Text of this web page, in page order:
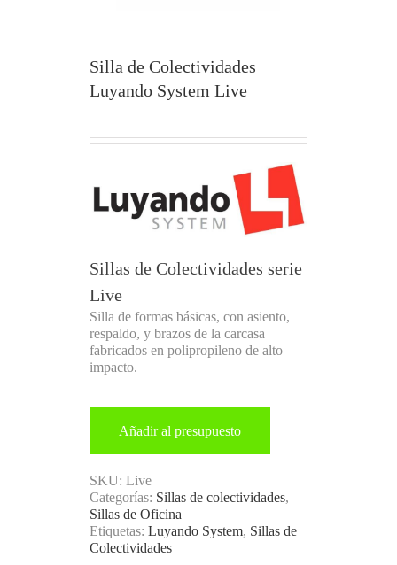
Silla de Colectividades
Luyando System Live
Sillas de Colectividades serie
Live
Silla de formas básicas, con asiento,
respaldo, y brazos de la carcasa
fabricados en polipropileno de alto
impacto.
Añadir al presupuesto
SKU: Live
Categorías: Sillas de colectividades,
Sillas de Oficina
Etiquetas: Luyando System, Sillas de
Colectividades